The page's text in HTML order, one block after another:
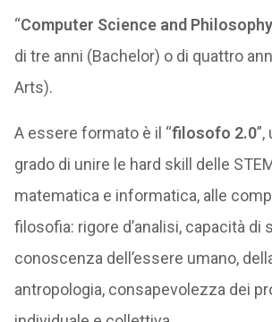
“Computer Science and Philosophy
di tre anni (Bachelor) o di quattro
Arts).
A essere formato è il “filosofo 2.0
grado di unire le hard skill delle
matematica e informatica, alle
filosofia: rigore d’analisi, capacità di
conoscenza dell’essere umano,
antropologia, consapevolezza dei